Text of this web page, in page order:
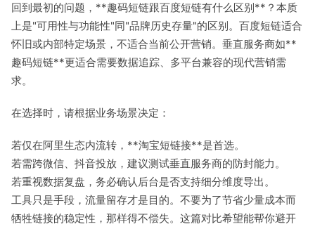
回到最初的问题，**趣码短链跟百度短链有什么区别**？本质
上是"可用性与功能性"同"品牌历史存量"的区别。百度短链适合
怀旧或内部特定场景，不适合当前公开营销。垂直服务商如**
趣码短链**更适合需要数据追踪、多平台兼容的现代营销需
求。
在选择时，请根据业务场景决定：
若仅在阿里生态内流转，**淘宝短链接**是首选。
若需跨微信、抖音投放，建议测试垂直服务商的防封能力。
若重视数据复盘，务必确认后台是否支持细分维度导出。
工具只是手段，流量留存才是目的。不要为了节省少量成本而
牺牲链接的稳定性，那样得不偿失。这篇对比希望能帮你避开